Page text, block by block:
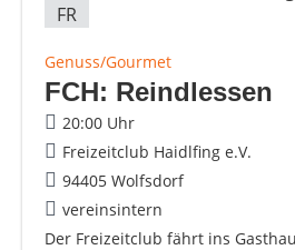
FR
Genuss/Gourmet
FCH: Reindlessen
20:00 Uhr
Freizeitclub Haidlfing e.V.
94405 Wolfsdorf
vereinsintern
Der Freizeitclub fährt ins